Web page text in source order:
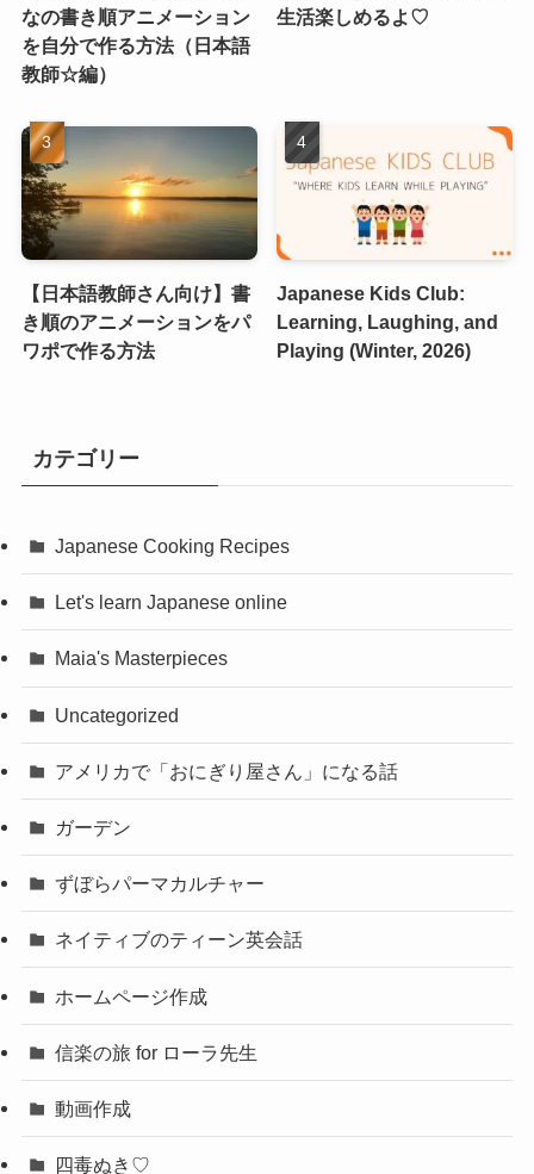
なの書き順アニメーション
を自分で作る方法（日本語
教師☆編）
生活楽しめるよ♡
【日本語教師さん向け】書
き順のアニメーションをパ
ワポで作る方法
Japanese Kids Club:
Learning, Laughing, and
Playing (Winter, 2026)
カテゴリー
Japanese Cooking Recipes
Let's learn Japanese online
Maia's Masterpieces
Uncategorized
アメリカで「おにぎり屋さん」になる話
ガーデン
ずぼらパーマカルチャー
ネイティブのティーン英会話
ホームページ作成
信楽の旅 for ローラ先生
動画作成
四毒ぬき♡